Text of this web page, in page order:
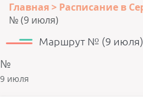
Главная
Расписание в
№ (9 июля)
Маршрут № (9 июля)
№
9 июля